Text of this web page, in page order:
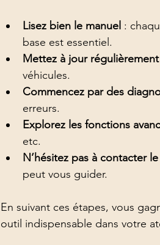
Lisez bien le manuel :
base est essentiel.
Mettez à jour
véhicules.
Commencez par des
erreurs.
Explorez les fonctions
etc.
N’hésitez pas à contacter
peut vous guider.
En suivant ces étapes, vous
outil indispensable dans votre